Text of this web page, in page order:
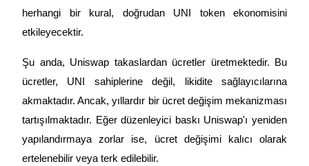
Otomatik Yatırım
Uzun vadeli kâr ve esnek çıkarlar elde edin
herhangi bir kural, doğrudan UNI token ekonomisini
etkileyecektir.
Şu anda, Uniswap takaslardan ücretler üretmektedir. Bu
ücretler, UNI sahiplerine değil, likidite sağlayıcılarına
akmaktadır. Ancak, yıllardır bir ücret değişim mekanizması
tartışılmaktadır. Eğer düzenleyici baskı Uniswap'ı yeniden
yapılandırmaya zorlar ise, ücret değişimi kalıcı olarak
ertelenebilir veya terk edilebilir.